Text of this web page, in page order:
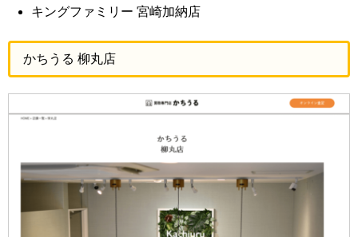
キングファミリー 宮崎加納店
かちうる 柳丸店